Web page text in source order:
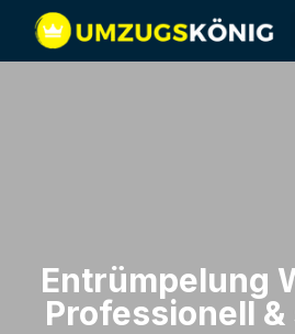
Entrümpelung
Professionell